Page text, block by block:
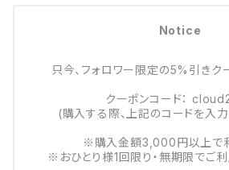
Notice
只今、フォロワー限定の5%引きク
クーポンコード：
(購入する際、上記のコードを入力
※購入金額3,000円以上で
※おひとり様1回限り・無期限でご利